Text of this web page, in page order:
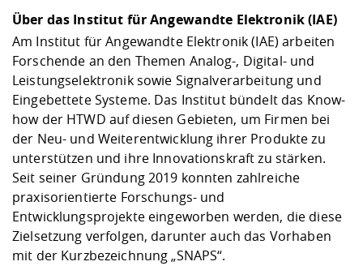
Über das Institut für Angewandte Elektronik (IAE)
Am Institut für Angewandte Elektronik (IAE) arbeiten
Forschende an den Themen Analog-, Digital- und
Leistungselektronik sowie Signalverarbeitung und
Eingebettete Systeme. Das Institut bündelt das Know-
how der HTWD auf diesen Gebieten, um Firmen bei
der Neu- und Weiterentwicklung ihrer Produkte zu
unterstützen und ihre Innovationskraft zu stärken.
Seit seiner Gründung 2019 konnten zahlreiche
praxisorientierte Forschungs- und
Entwicklungsprojekte eingeworben werden, die diese
Zielsetzung verfolgen, darunter auch das Vorhaben
mit der Kurzbezeichnung „SNAPS“.